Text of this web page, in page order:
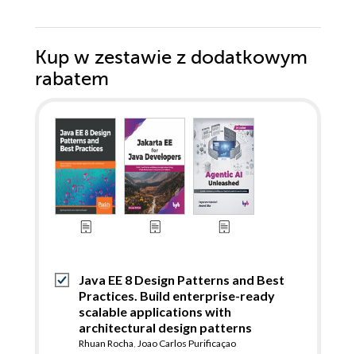
Kup w zestawie z dodatkowym
rabatem
Java EE 8 Design Patterns and Best
Practices. Build enterprise-ready
scalable applications with
architectural design patterns
Rhuan Rocha, Joao Carlos Purificaçao